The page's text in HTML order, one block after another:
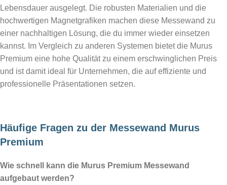
Lebensdauer ausgelegt. Die robusten Materialien und die
hochwertigen Magnetgrafiken machen diese Messewand zu
einer nachhaltigen Lösung, die du immer wieder einsetzen
kannst. Im Vergleich zu anderen Systemen bietet die Murus
Premium eine hohe Qualität zu einem erschwinglichen Preis
und ist damit ideal für Unternehmen, die auf effiziente und
professionelle Präsentationen setzen.
Häufige Fragen zu der Messewand Murus
Premium
Wie schnell kann die Murus Premium Messewand
aufgebaut werden?